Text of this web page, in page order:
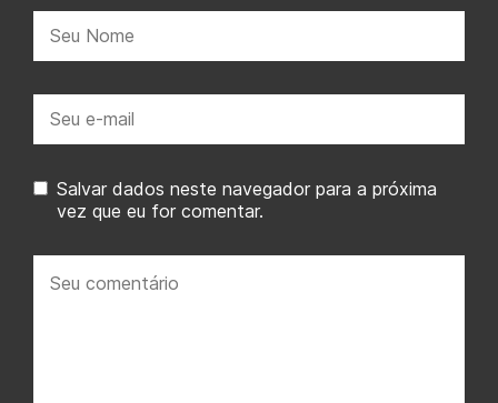
mail:
Salvar dados neste navegador para a próxima
vez que eu for comentar.
comentário: